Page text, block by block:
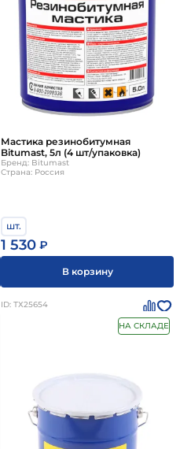
Мастика резинобитумная
Bitumast, 5л (4 шт/упаковка)
Бренд: Bitumast
Страна: Россия
шт.
1 530 ₽
В корзину
ID: ТХ25654
НА СКЛАДЕ